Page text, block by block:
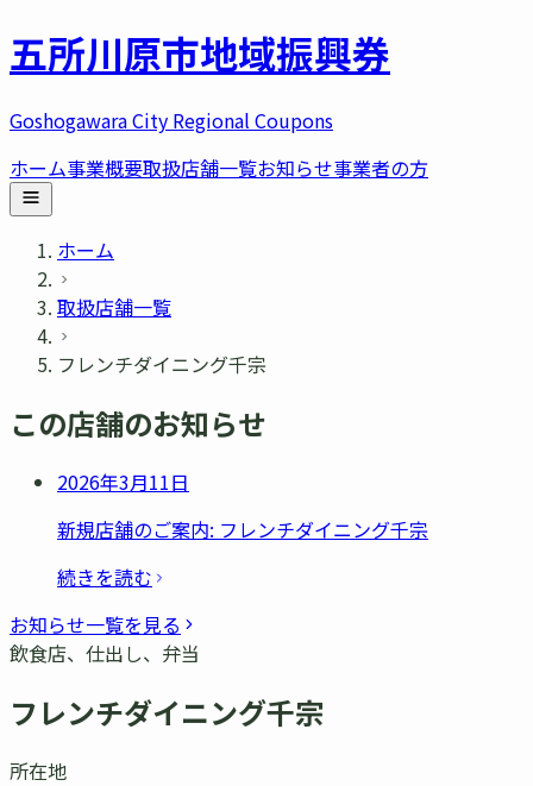
五所川原市地域振興券
Goshogawara City Regional Coupons
ホーム事業概要取扱店舗一覧お知らせ事業者の方
ホーム
取扱店舗一覧
フレンチダイニング千宗
この店舗のお知らせ
2026年3月11日
新規店舗のご案内: フレンチダイニング千宗
続きを読む
お知らせ一覧を見る
飲食店、仕出し、弁当
フレンチダイニング千宗
所在地